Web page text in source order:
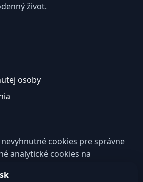
život.
osoby
cookies pre správne
analytické cookies na
používateľskej skúsenosti.